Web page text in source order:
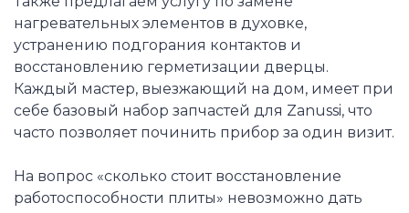
нагревательных элементов в духовке,
устранению подгорания контактов и
восстановлению герметизации дверцы.
Каждый мастер, выезжающий на дом, имеет при
себе базовый набор запчастей для Zanussi, что
часто позволяет починить прибор за один визит.
На вопрос «сколько стоит восстановление
работоспособности плиты» невозможно дать